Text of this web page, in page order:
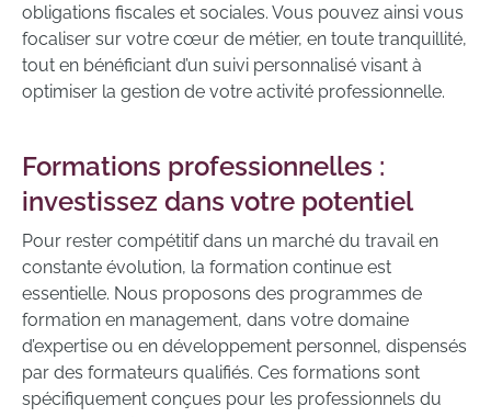
obligations fiscales et sociales. Vous pouvez ainsi vous
focaliser sur votre cœur de métier, en toute tranquillité,
tout en bénéficiant d’un suivi personnalisé visant à
optimiser la gestion de votre activité professionnelle.
Formations professionnelles :
investissez dans votre potentiel
Pour rester compétitif dans un marché du travail en
constante évolution, la formation continue est
essentielle. Nous proposons des programmes de
formation en management, dans votre domaine
d’expertise ou en développement personnel, dispensés
par des formateurs qualifiés. Ces formations sont
spécifiquement conçues pour les professionnels du